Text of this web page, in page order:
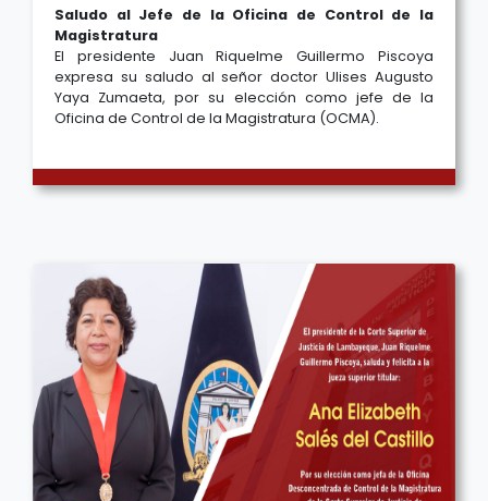
Saludo al Jefe de la Oficina de Control de la
Magistratura
El presidente Juan Riquelme Guillermo Piscoya
expresa su saludo al señor doctor Ulises Augusto
Yaya Zumaeta, por su elección como jefe de la
Oficina de Control de la Magistratura (OCMA).